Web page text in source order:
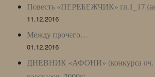
Повесть «ПЕРЕБЕЖЧИК» гл.1_17
11.12.2016
Между прочего…
01.12.2016
ДНЕВНИК «АФОНИ» (конкурса оч.